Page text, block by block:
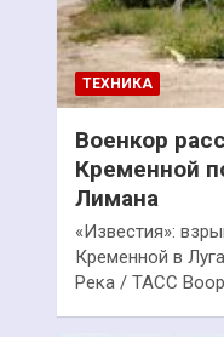
ТЕХНИКА
Военкор
Кременной
Лимана
«Известия»:
Кременной в
Река / ТАСС